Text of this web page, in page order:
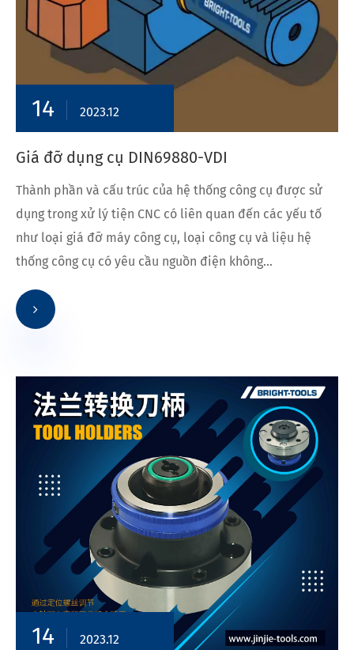
14 2023.12
Giá đỡ dụng cụ DIN69880-VDI
Thành phần và cấu trúc của hệ thống công cụ được sử
dụng trong xử lý tiện CNC có liên quan đến các yếu tố
như loại giá đỡ máy công cụ, loại công cụ và liệu hệ
thống công cụ có yêu cầu nguồn điện không...
14 2023.12